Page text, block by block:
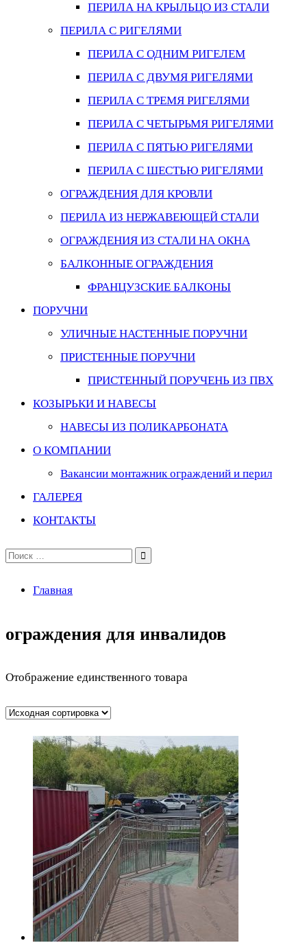
ПЕРИЛА НА КРЫЛЬЦО ИЗ СТАЛИ
ПЕРИЛА С РИГЕЛЯМИ
ПЕРИЛА С ОДНИМ РИГЕЛЕМ
ПЕРИЛА С ДВУМЯ РИГЕЛЯМИ
ПЕРИЛА С ТРЕМЯ РИГЕЛЯМИ
ПЕРИЛА С ЧЕТЫРЬМЯ РИГЕЛЯМИ
ПЕРИЛА С ПЯТЬЮ РИГЕЛЯМИ
ПЕРИЛА С ШЕСТЬЮ РИГЕЛЯМИ
ОГРАЖДЕНИЯ ДЛЯ КРОВЛИ
ПЕРИЛА ИЗ НЕРЖАВЕЮЩЕЙ СТАЛИ
ОГРАЖДЕНИЯ ИЗ СТАЛИ НА ОКНА
БАЛКОННЫЕ ОГРАЖДЕНИЯ
ФРАНЦУЗСКИЕ БАЛКОНЫ
ПОРУЧНИ
УЛИЧНЫЕ НАСТЕННЫЕ ПОРУЧНИ
ПРИСТЕННЫЕ ПОРУЧНИ
ПРИСТЕННЫЙ ПОРУЧЕНЬ ИЗ ПВХ
КОЗЫРЬКИ И НАВЕСЫ
НАВЕСЫ ИЗ ПОЛИКАРБОНАТА
О КОМПАНИИ
Вакансии монтажник ограждений и перил
ГАЛЕРЕЯ
КОНТАКТЫ
Поиск
Главная
ограждения для инвалидов
Отображение единственного товара